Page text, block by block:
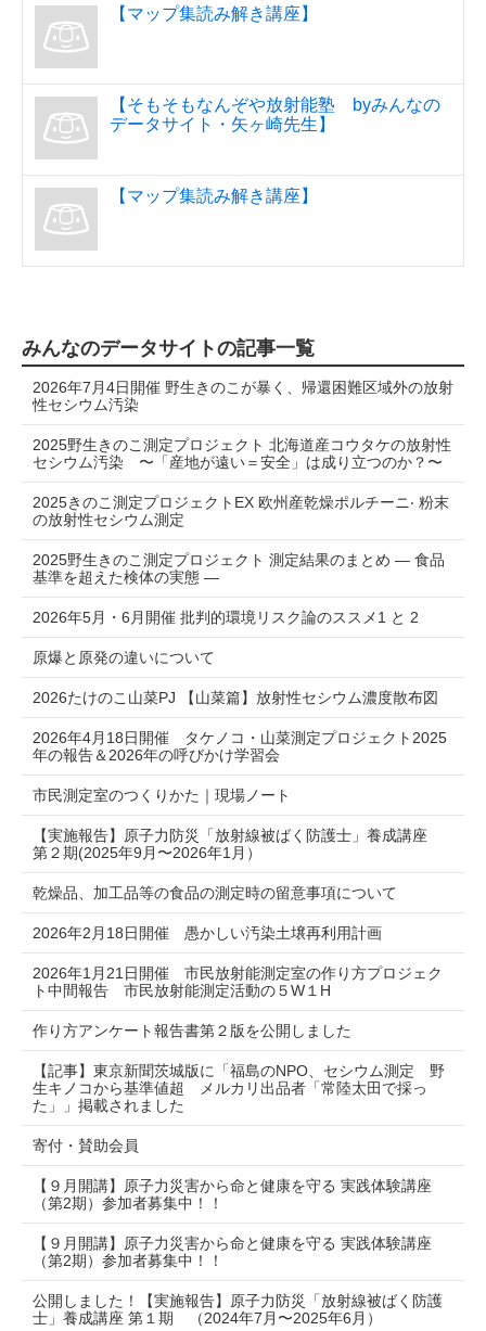
【マップ集読み解き講座】
【そもそもなんぞや放射能塾 byみんなの
データサイト・矢ヶ崎先生】
【マップ集読み解き講座】
みんなのデータサイトの記事一覧
2026年7月4日開催 野生きのこが暴く、帰還困難区域外の放射
性セシウム汚染
2025野生きのこ測定プロジェクト 北海道産コウタケの放射性
セシウム汚染 〜「産地が遠い＝安全」は成り⽴つのか？〜
2025きのこ測定プロジェクトEX 欧州産乾燥ポルチーニ‧ 粉末
の放射性セシウム測定
2025野生きのこ測定プロジェクト 測定結果のまとめ ― 食品
基準を超えた検体の実態 ―
2026年5月・6月開催 批判的環境リスク論のススメ1 と 2
原爆と原発の違いについて
2026たけのこ山菜PJ 【山菜篇】放射性セシウム濃度散布図
2026年4月18日開催 タケノコ・山菜測定プロジェクト2025
年の報告＆2026年の呼びかけ学習会
市民測定室のつくりかた｜現場ノート
【実施報告】原子力防災「放射線被ばく防護士」養成講座
第２期(2025年9月〜2026年1月）
乾燥品、加工品等の食品の測定時の留意事項について
2026年2月18日開催 愚かしい汚染土壌再利用計画
2026年1月21日開催 市民放射能測定室の作り方プロジェク
ト中間報告 市民放射能測定活動の５W１H
作り方アンケート報告書第２版を公開しました
【記事】東京新聞茨城版に「福島のNPO、セシウム測定 野
生キノコから基準値超 メルカリ出品者「常陸太田で採っ
た」」掲載されました
寄付・賛助会員
【９月開講】原子力災害から命と健康を守る 実践体験講座
（第2期）参加者募集中！！
【９月開講】原子力災害から命と健康を守る 実践体験講座
（第2期）参加者募集中！！
公開しました！【実施報告】原子力防災「放射線被ばく防護
士」養成講座 第１期 （2024年7月〜2025年6月）